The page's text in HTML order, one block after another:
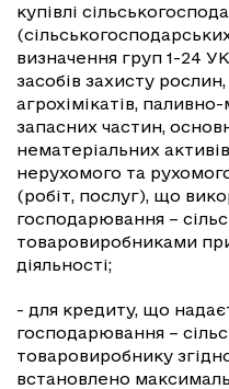
купівлі
визначення груп 1-24
засобів захисту
агрохімікатів,
запасних частин,
нематеріальних
нерухомого та
(робіт, послуг), що
господарювання –
товаровиробниками
діяльності;
- для кредиту, що
господарювання –
товаровиробнику
встановлено